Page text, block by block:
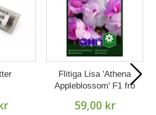
Flitiga Lisa 'Athena
Appleblossom' F1 frö
59,00 kr